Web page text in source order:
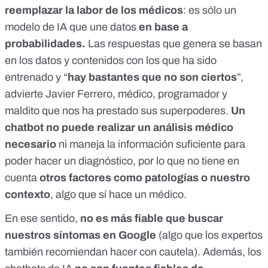
salud.
reemplazar la labor de los médicos: es sólo un
modelo de IA que une datos en base a
probabilidades. Las respuestas que genera se basan
en los datos y contenidos con los que ha sido
entrenado y “ hay bastantes que no son ciertos”,
advierte Javier Ferrero, médico, programador y
maldito que nos ha prestado sus superpoderes. Un
chatbot no puede realizar un análisis médico
necesario ni maneja la información suficiente para
poder hacer un diagnóstico, por lo que no tiene en
cuenta otros factores como patologías o nuestro
contexto, algo que sí hace un médico.
En ese sentido, no es más fiable que buscar
nuestros síntomas en Google (algo que los expertos
también recomiendan hacer con cautela). Además, los